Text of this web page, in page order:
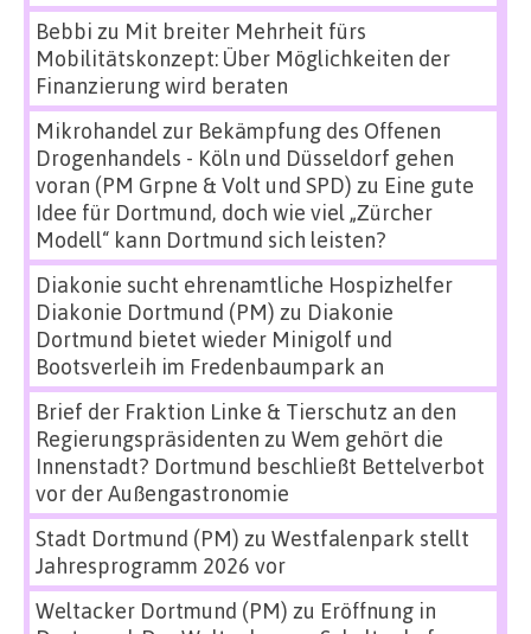
Bebbi zu Mit breiter Mehrheit fürs
Mobilitätskonzept: Über Möglichkeiten der
Finanzierung wird beraten
Mikrohandel zur Bekämpfung des Offenen
Drogenhandels - Köln und Düsseldorf gehen
voran (PM Grpne & Volt und SPD) zu Eine gute
Idee für Dortmund, doch wie viel „Zürcher
Modell“ kann Dortmund sich leisten?
Diakonie sucht ehrenamtliche Hospizhelfer
Diakonie Dortmund (PM) zu Diakonie
Dortmund bietet wieder Minigolf und
Bootsverleih im Fredenbaumpark an
Brief der Fraktion Linke & Tierschutz an den
Regierungspräsidenten zu Wem gehört die
Innenstadt? Dortmund beschließt Bettelverbot
vor der Außengastronomie
Stadt Dortmund (PM) zu Westfalenpark stellt
Jahresprogramm 2026 vor
Weltacker Dortmund (PM) zu Eröffnung in